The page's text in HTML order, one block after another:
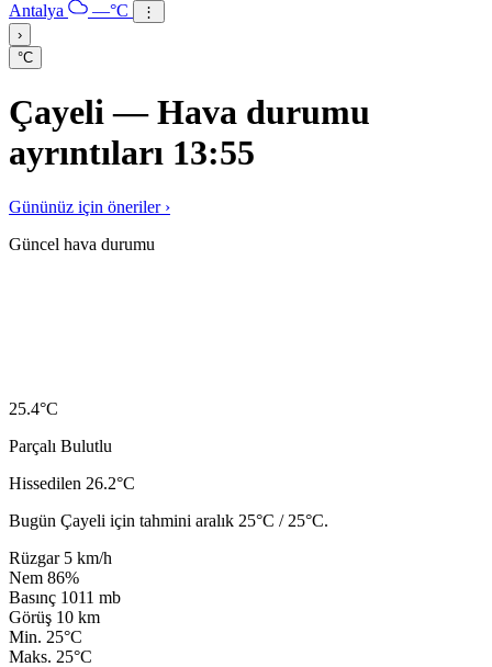
Antalya —°C
⋮
›
°C
Çayeli — Hava durumu
ayrıntıları 13:55
Gününüz için öneriler ›
Güncel hava durumu
25.4°C
Parçalı Bulutlu
Hissedilen 26.2°C
Bugün Çayeli için tahmini aralık 25°C / 25°C.
Rüzgar 5 km/h
Nem 86%
Basınç 1011 mb
Görüş 10 km
Min. 25°C
Maks. 25°C